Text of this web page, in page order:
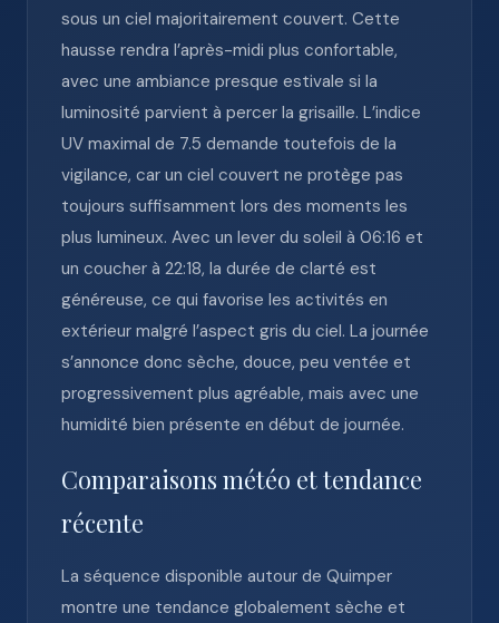
sous un ciel majoritairement couvert. Cette
hausse rendra l’après-midi plus confortable,
avec une ambiance presque estivale si la
luminosité parvient à percer la grisaille. L’indice
UV maximal de 7.5 demande toutefois de la
vigilance, car un ciel couvert ne protège pas
toujours suffisamment lors des moments les
plus lumineux. Avec un lever du soleil à 06:16 et
un coucher à 22:18, la durée de clarté est
généreuse, ce qui favorise les activités en
extérieur malgré l’aspect gris du ciel. La journée
s’annonce donc sèche, douce, peu ventée et
progressivement plus agréable, mais avec une
humidité bien présente en début de journée.
Comparaisons météo et tendance
récente
La séquence disponible autour de Quimper
montre une tendance globalement sèche et